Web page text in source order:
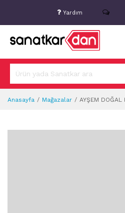
Yardım
Anasayfa Mağazalar AYŞEM DOĞAL